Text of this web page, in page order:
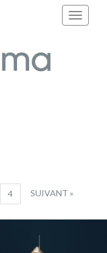
4 SUIVANT »